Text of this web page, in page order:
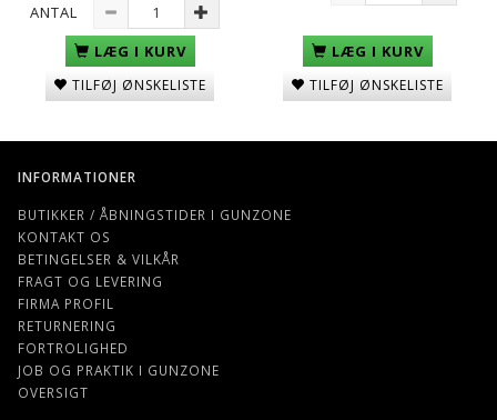
ANTAL
LÆG I KURV
TILFØJ ØNSKELISTE
LÆG I KURV
TILFØJ ØNSKELISTE
INFORMATIONER
BUTIKKER / ÅBNINGSTIDER I GUNZONE
KONTAKT OS
BETINGELSER & VILKÅR
FRAGT OG LEVERING
FIRMA PROFIL
RETURNERING
FORTROLIGHED
JOB OG PRAKTIK I GUNZONE
OVERSIGT